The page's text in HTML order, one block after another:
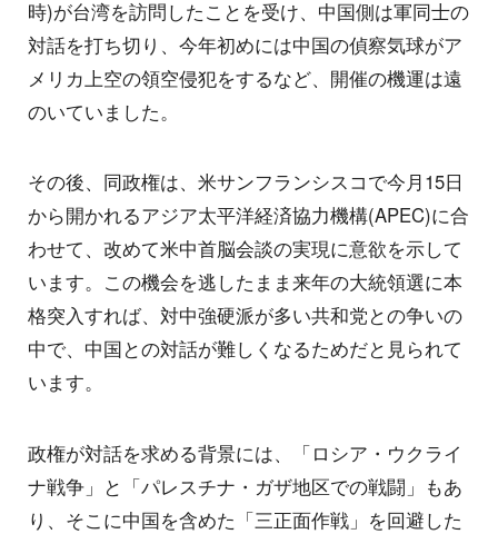
時)が台湾を訪問したことを受け、中国側は軍同士の
対話を打ち切り、今年初めには中国の偵察気球がア
メリカ上空の領空侵犯をするなど、開催の機運は遠
のいていました。
その後、同政権は、米サンフランシスコで今月15日
から開かれるアジア太平洋経済協力機構(APEC)に合
わせて、改めて米中首脳会談の実現に意欲を示して
います。この機会を逃したまま来年の大統領選に本
格突入すれば、対中強硬派が多い共和党との争いの
中で、中国との対話が難しくなるためだと見られて
います。
政権が対話を求める背景には、「ロシア・ウクライ
ナ戦争」と「パレスチナ・ガザ地区での戦闘」もあ
り、そこに中国を含めた「三正面作戦」を回避した